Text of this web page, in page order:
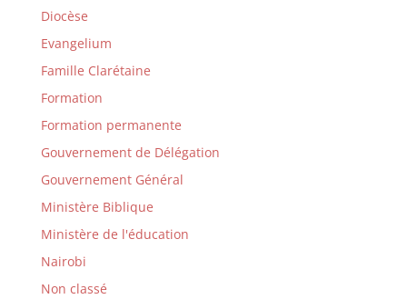
Diocèse
Evangelium
Famille Clarétaine
Formation
Formation permanente
Gouvernement de Délégation
Gouvernement Général
Ministère Biblique
Ministère de l'éducation
Nairobi
Non classé